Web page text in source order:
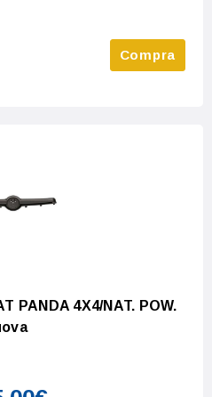
Compra
PANDA 4X4/NAT. POW.